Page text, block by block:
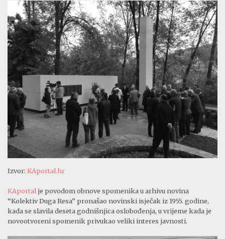
Izvor: KAportal.hr
KAportal je povodom obnove spomenika u arhivu novina
“Kolektiv Duga Resa” pronašao novinski isječak iz 1955. godine,
kada se slavila deseta godnišnjica oslobođenja, u vrijeme kada je
novootvoreni spomenik privukao veliki interes javnosti.